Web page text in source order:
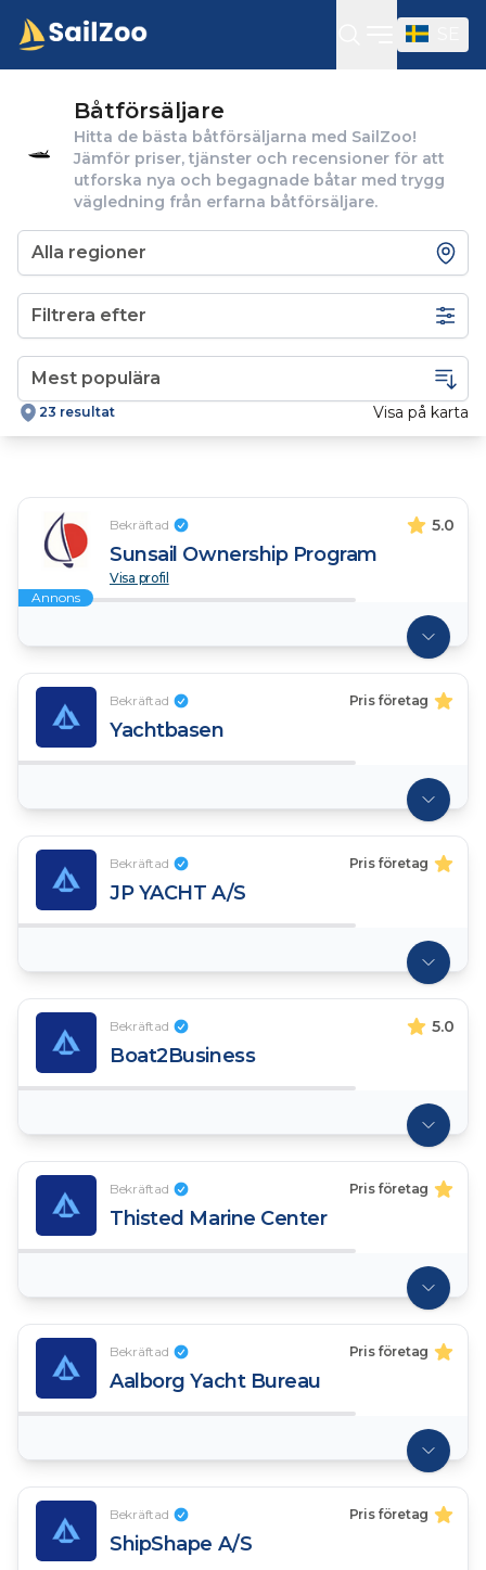
Öppna
Båtförsäljare
Hitta de bästa båtförsäljarna med SailZoo!
Jämför priser, tjänster och recensioner för att
utforska nya och begagnade båtar med trygg
vägledning från erfarna båtförsäljare.
Filtrera efter
23 resultat Visa på karta
Bekräftad 5.0
Sunsail Ownership Program
Visa profil
Annons
Bekräftad Pris företag
Yachtbasen
Bekräftad Pris företag
JP YACHT A/S
Bekräftad 5.0
Boat2Business
Bekräftad Pris företag
Thisted Marine Center
Bekräftad Pris företag
Aalborg Yacht Bureau
Bekräftad Pris företag
ShipShape A/S